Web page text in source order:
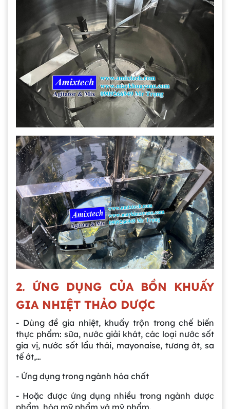
2. ỨNG DỤNG CỦA BỒN KHUẤY
GIA NHIỆT THẢO DƯỢC
- Dùng đề gia nhiệt, khuấy trộn trong chế biến
thực phẩm: sữa, nước giải khát, các loại nước sốt
gia vị, nước sốt lẩu thái, mayonaise, tương ớt, sa
tế ớt,…
- Ứng dụng trong ngành hóa chất
- Hoặc được ứng dụng nhiều trong ngành dược
phẩm, hóa mỹ phẩm và mỹ phẩm.